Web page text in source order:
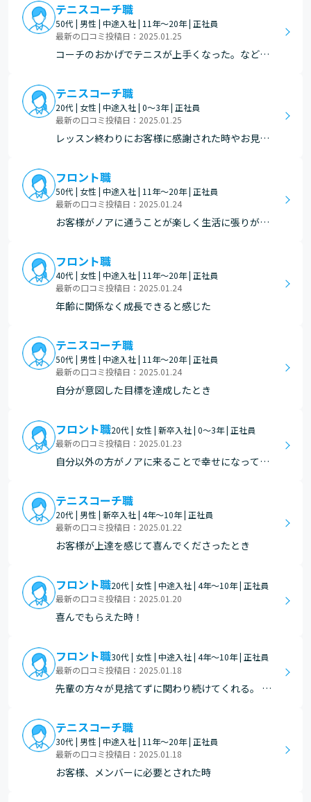
テニスコーチ職
50代 | 男性 | 中途入社 | 11年～20年 | 正社員
最新の口コミ投稿日：2025.01.25
コーチのおかげでテニスが上手くなった。などの
テニスコーチ職
20代 | 女性 | 中途入社 | 0～3年 | 正社員
最新の口コミ投稿日：2025.01.25
レッスン終わりにお客様に感謝された時やお見送
をいただいた時。またレッスン中にアドバイスを
求められてお伝えした後、上手く出来たと喜んで
方向来てくださった時等。 メンバーから私の存在
で刺激をもらえた…
フロント職
50代 | 女性 | 中途入社 | 11年～20年 | 正社員
最新の口コミ投稿日：2025.01.24
お客様がノアに通うことが楽しく生活に張りがで
キとお客様のために考働している姿が見れた時。
フロント職
40代 | 女性 | 中途入社 | 11年～20年 | 正社員
最新の口コミ投稿日：2025.01.24
年齢に関係なく成長できると感じた
テニスコーチ職
50代 | 男性 | 中途入社 | 11年～20年 | 正社員
最新の口コミ投稿日：2025.01.24
自分が意図した目標を達成したとき
フロント職20代 | 女性 | 新卒入社 | 0～3年 | 正社員
最新の口コミ投稿日：2025.01.23
自分以外の方がノアに来ることで幸せになってい
テニスコーチ職
20代 | 男性 | 新卒入社 | 4年～10年 | 正社員
最新の口コミ投稿日：2025.01.22
お客様が上達を感じて喜んでくださったとき
フロント職20代 | 女性 | 中途入社 | 4年～10年 | 正社員
最新の口コミ投稿日：2025.01.20
喜んでもらえた時！
フロント職30代 | 女性 | 中途入社 | 4年～10年 | 正社員
最新の口コミ投稿日：2025.01.18
先輩の方々が見捨てずに関わり続けてくれる。 そ
テニスコーチ職
30代 | 男性 | 中途入社 | 11年～20年 | 正社員
最新の口コミ投稿日：2025.01.18
お客様、メンバーに必要とされた時